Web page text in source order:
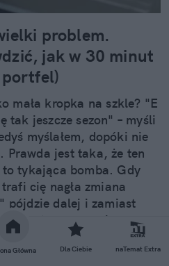
Główna Dla Ciebie naTemat Extra
problem.
jak w 30 minut
portfel)
mała kropka na szkle? "E
tak jeszcze sezon" – myśli
myślałem, dopóki nie
Prawda jest taka, że ten
to tykająca bomba. Gdy
cię nagła zmiana
pójdzie dalej i zamiast
kosztowna wymiana
serwisu Autoglass®, żeby
jak profesjonaliści radzą